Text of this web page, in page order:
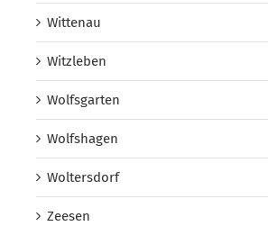
Wittenau
Witzleben
Wolfsgarten
Wolfshagen
Woltersdorf
Zeesen